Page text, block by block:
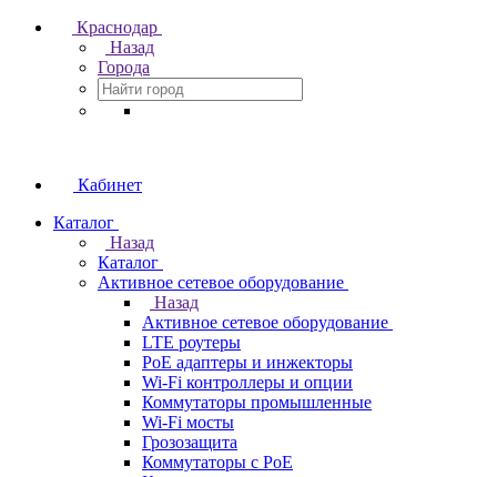
Краснодар
Назад
Города
Кабинет
Каталог
Назад
Каталог
Активное сетевое оборудование
Назад
Активное сетевое оборудование
LTE роутеры
PoE адаптеры и инжекторы
Wi-Fi контроллеры и опции
Коммутаторы промышленные
Wi-Fi мосты
Грозозащита
Коммутаторы c PoE